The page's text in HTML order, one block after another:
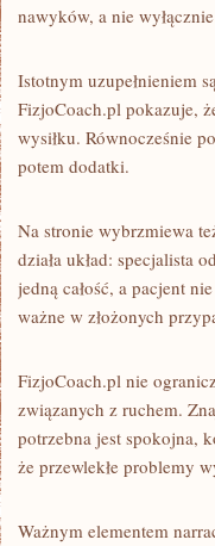
nawyków, a nie
Istotnym uzupełnieniem
FizjoCoach.pl pokazuje,
wysiłku. Równocześnie
potem dodatki.
Na stronie wybrzmiewa
działa układ: specjalista
jedną całość, a pacjent
ważne w złożonych
FizjoCoach.pl nie
związanych z ruchem.
potrzebna jest spokojna,
że przewlekłe problemy
Ważnym elementem